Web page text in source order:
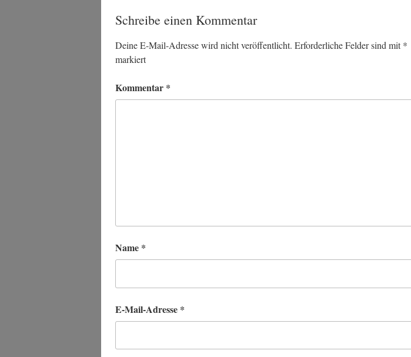
Schreibe einen Kommentar
Deine E-Mail-Adresse wird nicht veröffentlicht. Erforderliche Felder sind mit*
markiert
Kommentar *
Name *
E-Mail-Adresse *